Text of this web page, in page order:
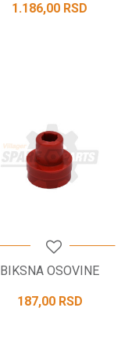
1.186,00 RSD
BIKSNA OSOVINE
187,00 RSD